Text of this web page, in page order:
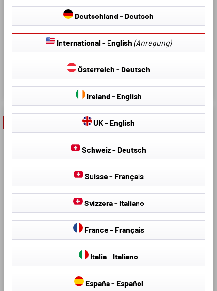
Durchschnittliche Bewertung von 4.92 von 5 Sternen
PKW Sitzauflage Rey,
Auto-Sitzaufleger
schwarz-grau, 1 Stück
€ 59,95
Durchschnittliche Bewertung
PKW Sitzauflage Lewis,
Auto-Sitzaufleger
schwarz, 1 Stück
€ 38,21 € 44,95
Durchschnittliche Bewertung von 4.8 von 5 Sternen
PKW Sitzauflage Aero-
€ 35,97 € 59,95
- 20 %
Farbe:
Durchschnittliche Bewertung
PKW Sitzauflage Grafis,
Auto-Sitzaufleger
Deutschland - Deutsch
International - English (Anregung)
Österreich - Deutsch
Ireland - English
UK - English
Schweiz - Deutsch
Suisse - Français
Svizzera - Italiano
France - Français
Italia - Italiano
España - Español